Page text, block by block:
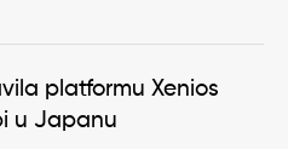
platformu Xenios
u Japanu